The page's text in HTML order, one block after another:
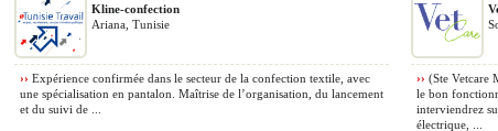
Kline-confection
Ariana, Tunisie
›› Expérience confirmée dans le secteur de la confection textile, avec
une spécialisation en pantalon. Maîtrise de l’organisation, du lancement
et du suivi de ...
›› (Ste Vetcare
le bon
interviendrez
électrique, ...